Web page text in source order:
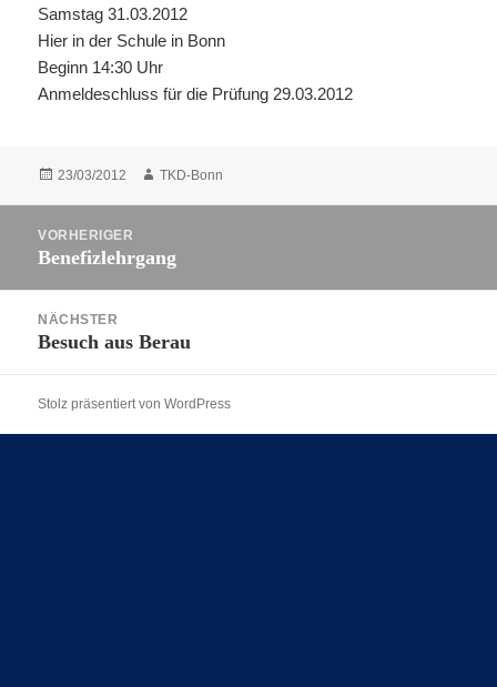
Samstag 31.03.2012
Hier in der Schule in Bonn
Beginn 14:30 Uhr
Anmeldeschluss für die Prüfung 29.03.2012
Veröffentlicht
23/03/2012 Autor
TKD-Bonn
VORHERIGER
Vorheriger
Benefizlehrgang
NÄCHSTER
Nächster
Besuch aus Berau
Stolz präsentiert von WordPress